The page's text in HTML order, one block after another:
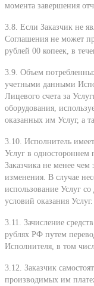
момента завершения
3.8. Если Заказчик не
Соглашения не может
рублей 00 копеек, в
3.9. Объем
учетными данными
Лицевого счета за
оборудования,
оказанных им Услуг, а
3.10. Исполнитель
Услуг в одностороннем
Заказчика не менее чем
изменения. В случае
использование Услуг
условий оказания Услуг.
3.11. Зачисление
рублях РФ путем
Исполнителя, в том
3.12. Заказчик
производимых им